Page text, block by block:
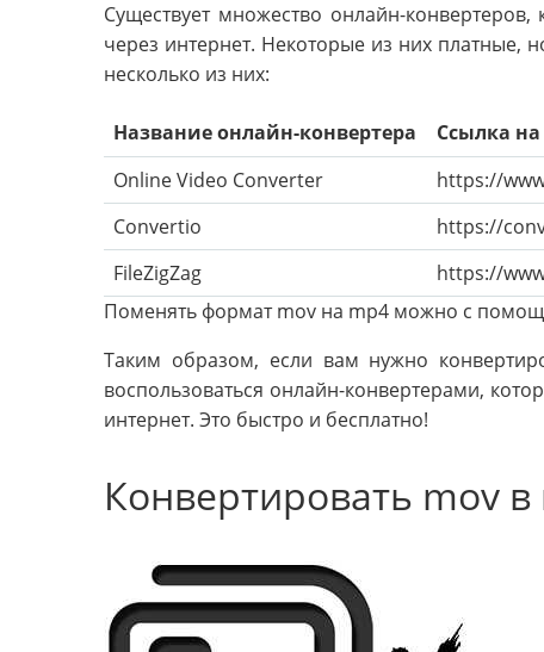
Существует множество онлайн-
через интернет. Некоторые из них платные,
несколько из них:
Название онлайн-конвертера
Ссылка на
Online Video Converter
https://
Convertio
https://
FileZigZag
https://
Поменять формат mov на mp4 можно с
Таким образом, если вам нужно
воспользоваться онлайн-конвертерами,
интернет. Это быстро и бесплатно!
Конвертировать mov